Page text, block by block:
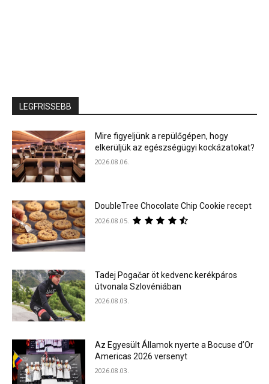
LEGFRISSEBB
Mire figyeljünk a repülőgépen, hogy
elkerüljük az egészségügyi kockázatokat?
2026.08.06.
DoubleTree Chocolate Chip Cookie recept
2026.08.05.
Tadej Pogačar öt kedvenc kerékpáros
útvonala Szlovéniában
2026.08.03.
Az Egyesült Államok nyerte a Bocuse d’Or
Americas 2026 versenyt
2026.08.03.